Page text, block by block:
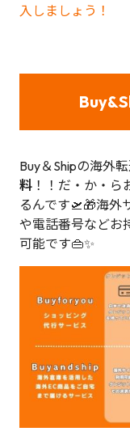
入しましょう！
Buy＆Shipの海外
料 ！！だ・か・
るんです🛫🎁海外
や電話番号などお
可能です👜✨